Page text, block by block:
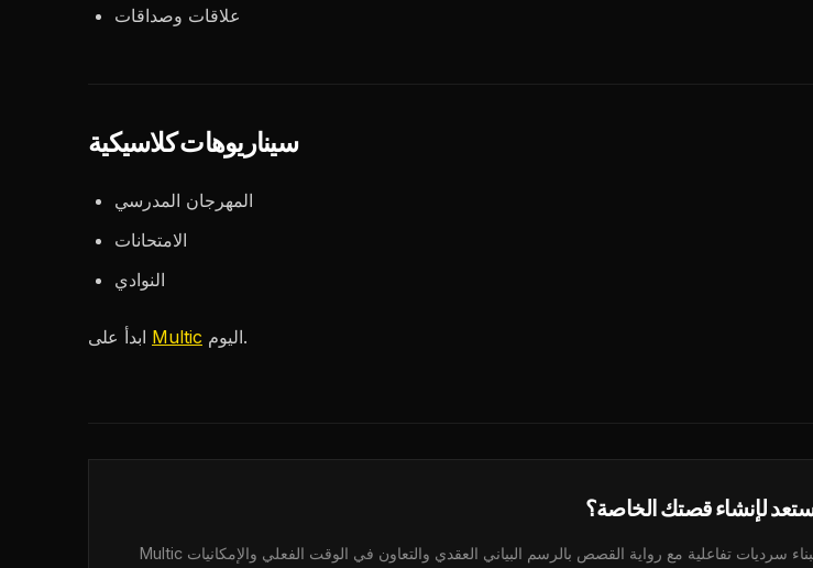
علاقات وصداقات
سيناريوهات كلاسيكية
المهرجان المدرسي
الامتحانات
النوادي
Multic اليوم.
لإنشاء قصتك الخاصة؟
Multic هي منصة الكوميكس متعددة اللاعبين حيث يتعاون المبدعون والذكاء الاصطناعي. قم ببناء سرديات تفاعلية مع رواية القصص بالرسم البياني العقدي والتعاون في الوقت الفعلي والإمكانيات